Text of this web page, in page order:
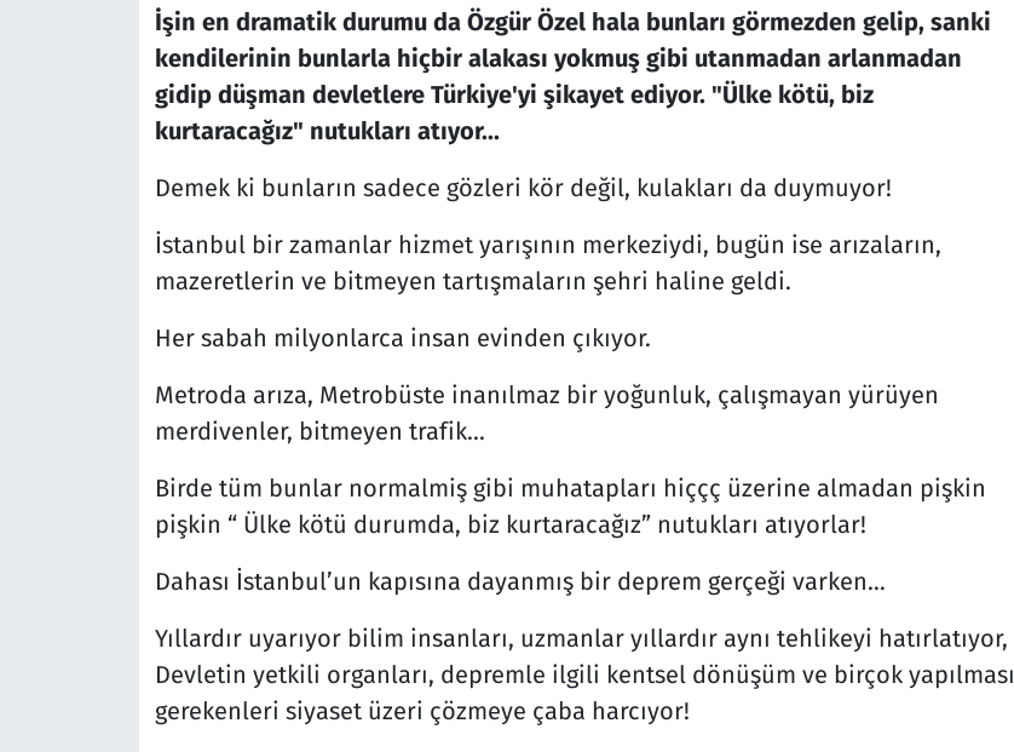
İşin en dramatik durumu da Özgür Özel hala bunları görmezden gelip, sanki
kendilerinin bunlarla hiçbir alakası yokmuş gibi utanmadan arlanmadan
gidip düşman devletlere Türkiye'yi şikayet ediyor. "Ülke kötü, biz
kurtaracağız" nutukları atıyor...
Demek ki bunların sadece gözleri kör değil, kulakları da duymuyor!
İstanbul bir zamanlar hizmet yarışının merkeziydi, bugün ise arızaların,
mazeretlerin ve bitmeyen tartışmaların şehri haline geldi.
Her sabah milyonlarca insan evinden çıkıyor.
Metroda arıza, Metrobüste inanılmaz bir yoğunluk, çalışmayan yürüyen
merdivenler, bitmeyen trafik...
Birde tüm bunlar normalmiş gibi muhatapları hiççç üzerine almadan pişkin
pişkin “ Ülke kötü durumda, biz kurtaracağız” nutukları atıyorlar!
Dahası İstanbul’un kapısına dayanmış bir deprem gerçeği varken…
Yıllardır uyarıyor bilim insanları, uzmanlar yıllardır aynı tehlikeyi hatırlatıyor,
Devletin yetkili organları, depremle ilgili kentsel dönüşüm ve birçok yapılması
gerekenleri siyaset üzeri çözmeye çaba harcıyor!